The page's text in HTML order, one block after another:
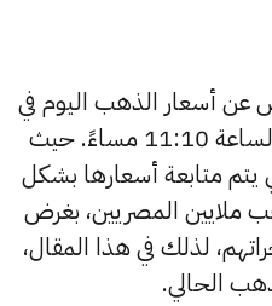
عن أسعار الذهب اليوم في
مصر الخميس 7 أغسطس الساعة 11:10 مساءً. حيث
متابعة أسعارها بشكل
ملايين المصريين، بغرض
لذلك في هذا المقال،
الحالي.